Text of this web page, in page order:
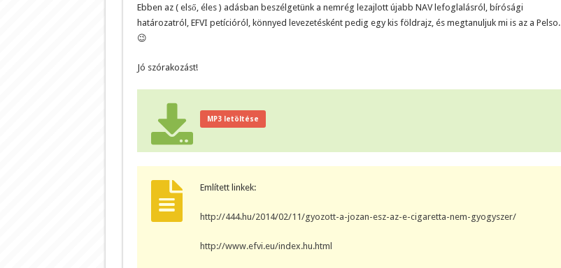
Ebben az ( első, éles ) adásban beszélgetünk a nemrég lezajlott újabb NAV lefoglalásról, bírósági
határozatról, EFVI petícióról, könnyed levezetésként pedig egy kis földrajz, és megtanuljuk mi is az a Pelso.
😉
Jó szórakozást!
MP3 letöltése
Említett linkek:
http://444.hu/2014/02/11/gyozott-a-jozan-esz-az-e-cigaretta-nem-gyogyszer/
http://www.efvi.eu/index.hu.html